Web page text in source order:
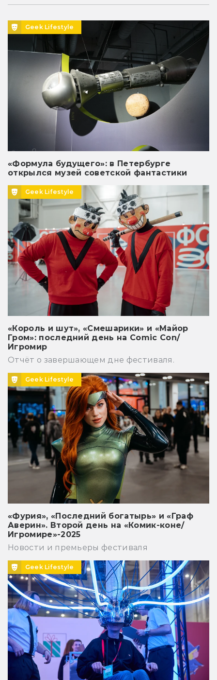
Geek Lifestyle
«Формула будущего»: в Петербурге
открылся музей советской фантастики
Geek Lifestyle
«Король и шут», «Смешарики» и «Майор
Гром»: последний день на Comic Con/
Игромир
Отчёт о завершающем дне фестиваля.
Geek Lifestyle
«Фурия», «Последний богатырь» и «Граф
Аверин». Второй день на «Комик-коне/
Игромире»-2025
Новости и премьеры фестиваля
Geek Lifestyle